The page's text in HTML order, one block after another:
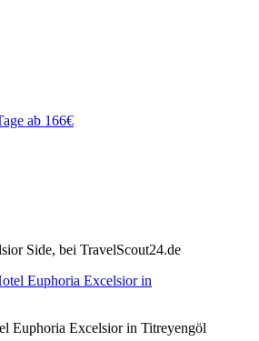
ab 166€
Side, bei TravelScout24.de
Euphoria Excelsior in Titreyengöl